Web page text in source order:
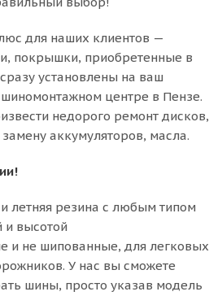
для наших клиентов —
покрышки, приобретенные в
установлены на ваш
центре в Пензе.
недорого ремонт дисков,
аккумуляторов, масла.
летняя резина с любым типом
и высотой
и не шипованные, для легковых
У нас вы сможете
шины, просто указав модель